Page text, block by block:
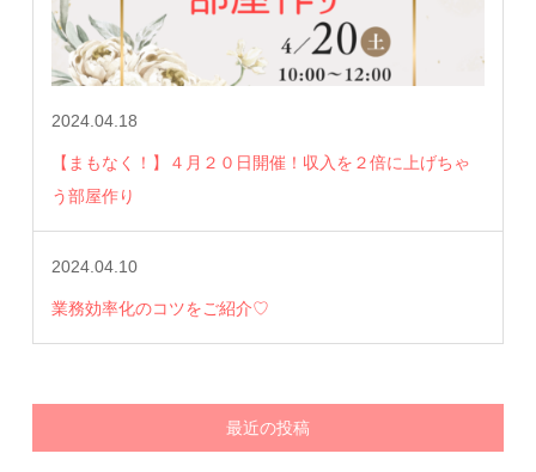
2024.04.18
【まもなく！】４月２０日開催！収入を２倍に上げちゃ
う部屋作り
2024.04.10
業務効率化のコツをご紹介♡
最近の投稿